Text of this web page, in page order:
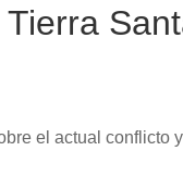
el actual conflicto